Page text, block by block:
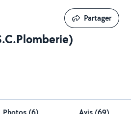
Partager
Partager